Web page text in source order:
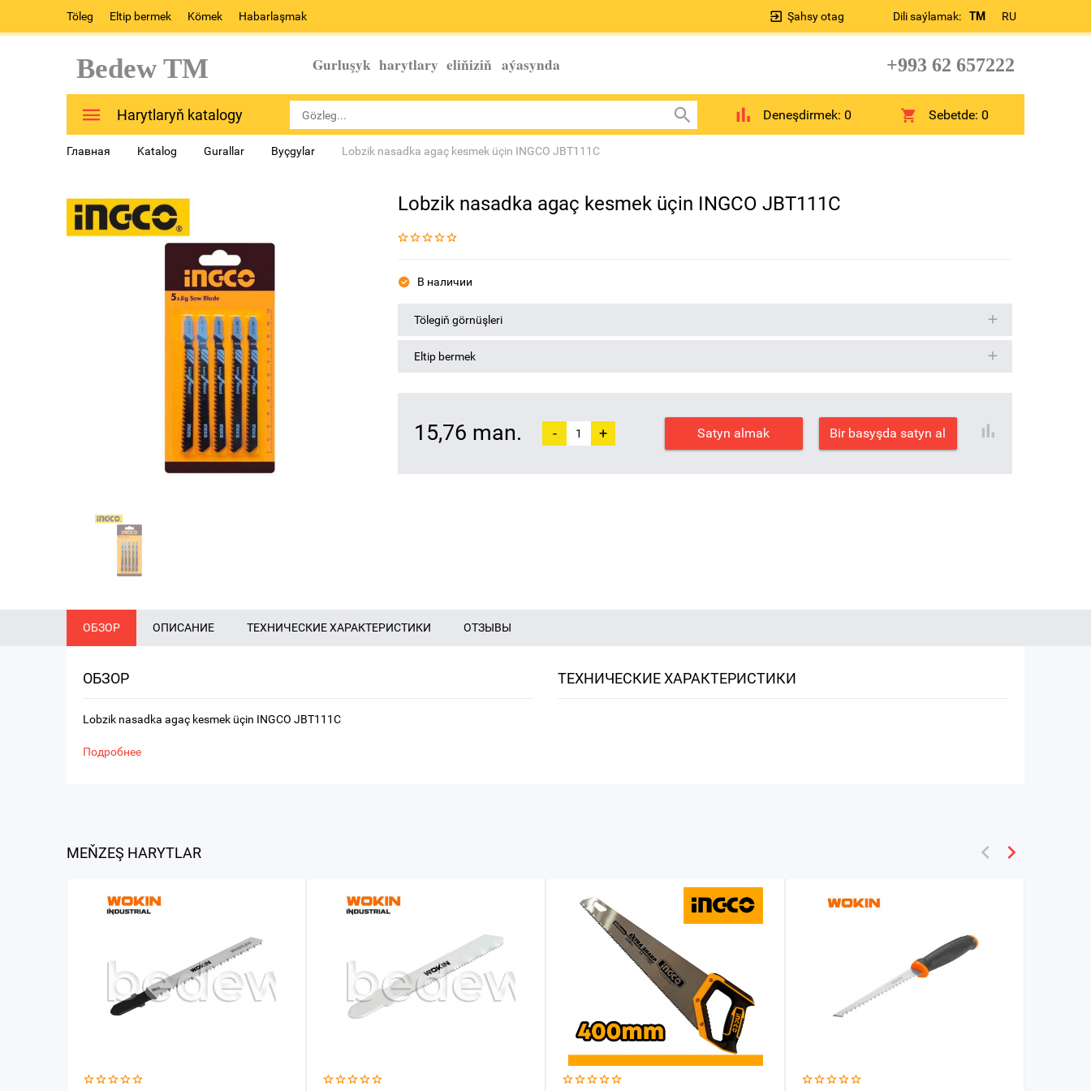
Töleg Eltip bermek Kömek Habarlaşmak Dili saýlamak: TM RU
Şahsy otag
Bedew TM Gurluşyk harytlary eliňiziň aýasynda +993 62 657222
Harytlaryň katalogy Deneşdirmek: 0 Sebetde:0
Главная Katalog Gurallar Byçgylar Lobzik nasadka agaç kesmek üçin INGCO JBT111C
Lobzik nasadka agaç kesmek üçin INGCO JBT111C
В наличии
Tölegiň görnüşleri
Eltip bermek
15,76 man. - + Satyn almak Bir basyşda satyn al
ОБЗОР ОПИСАНИЕ ТЕХНИЧЕСКИЕ ХАРАКТЕРИСТИКИ ОТЗЫВЫ
ОБЗОР
Lobzik nasadka agaç kesmek üçin INGCO JBT111C
Подробнее
ТЕХНИЧЕСКИЕ ХАРАКТЕРИСТИКИ
MEŇZEŞ HARYTLAR